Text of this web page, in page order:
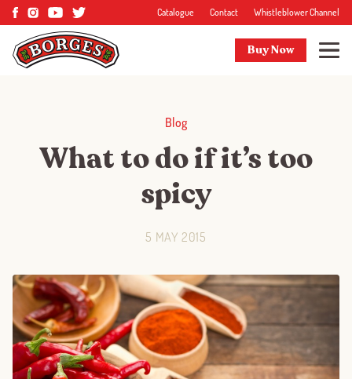
Catalogue Contact Whistleblower Channel
Buy Now
Blog
What to do if it’s too
spicy
5 MAY 2015